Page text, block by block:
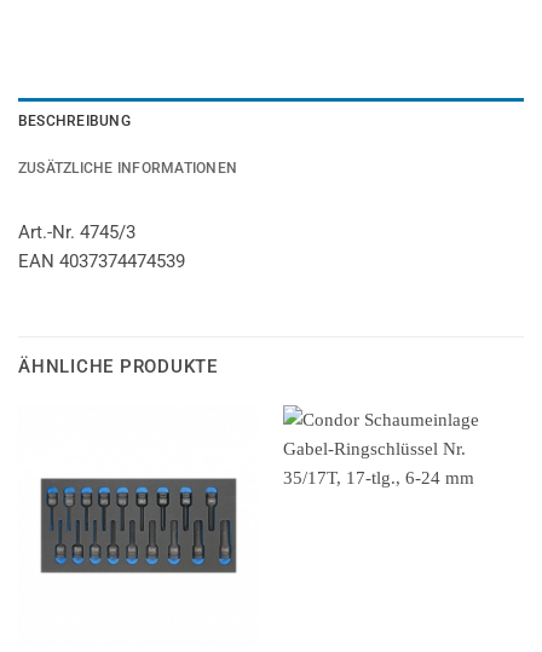
BESCHREIBUNG
ZUSÄTZLICHE INFORMATIONEN
Art.-Nr. 4745/3
EAN 4037374474539
ÄHNLICHE PRODUKTE